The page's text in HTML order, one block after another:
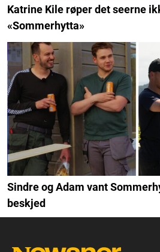
Katrine Kile røper det seerne
«Sommerhytta»
Sindre og Adam vant
beskjed